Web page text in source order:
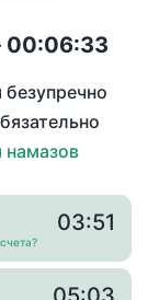
00:06:33
намазов
03:51